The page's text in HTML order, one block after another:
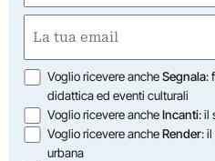
First
(Required)
Opzioni
Voglio ricevere ancheSegnala:
didattica ed eventi culturali
Voglio ricevere ancheIncanti: il
Voglio ricevere ancheRender:
urbana